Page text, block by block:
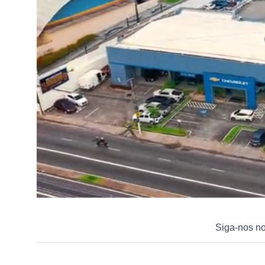
Siga-nos